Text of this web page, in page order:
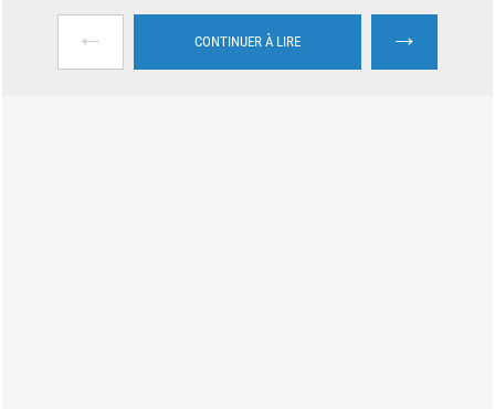
← CONTINUER À LIRE →